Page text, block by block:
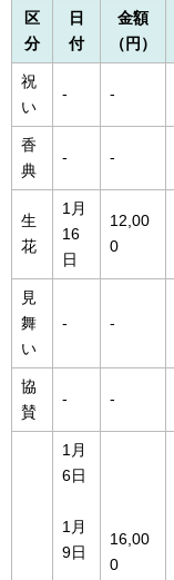
区
分
日
付
金額
（円）
祝
い
- -
香
典
- -
生
花
1月
16
日
12,00
0
見
舞
い
- -
協
賛
- -
1月
6日
1月
9日
16,00
0